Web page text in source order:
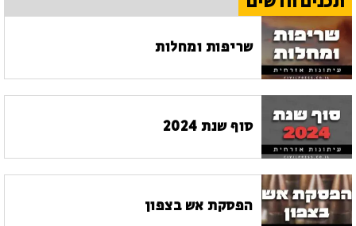
שריפות ומחלות
סוף שנת 2024
הפסקת אש בצפון